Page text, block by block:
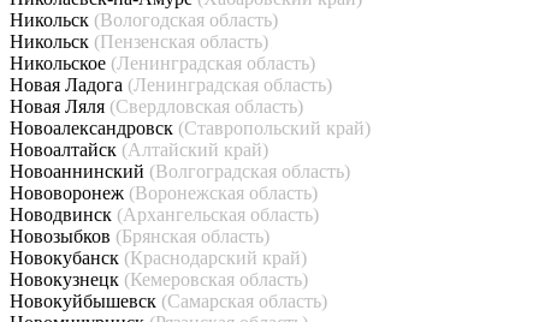
Никольск (Вологодская область)
Никольск (Пензенская область)
Никольское (Ленинградская область)
Новая Ладога (Ленинградская область)
Новая Ляля (Свердловская область)
Новоалександровск (Ставропольский край)
Новоалтайск (Алтайский край)
Новоаннинский (Волгоградская область)
Нововоронеж (Воронежская область)
Новодвинск (Архангельская область)
Новозыбков (Брянская область)
Новокубанск (Краснодарский край)
Новокузнецк (Кемеровская область)
Новокуйбышевск (Самарская область)